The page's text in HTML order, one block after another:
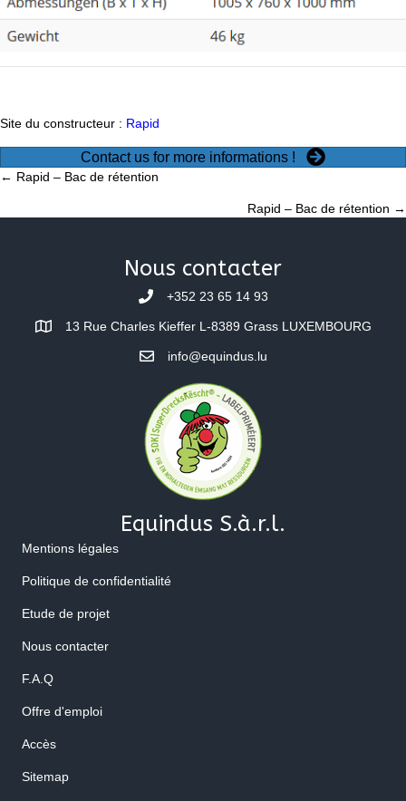
Site du constructeur : Rapid
Contact us for more informations !
Posts
navigation
← Rapid – Bac de rétention
Rapid – Bac de rétention →
Nous contacter
+352 23 65 14 93
13 Rue Charles Kieffer L-8389 Grass LUXEMBOURG
info@equindus.lu
Equindus S.à.r.l.
Mentions légales
Politique de confidentialité
Etude de projet
Nous contacter
F.A.Q
Offre d'emploi
Accès
Sitemap